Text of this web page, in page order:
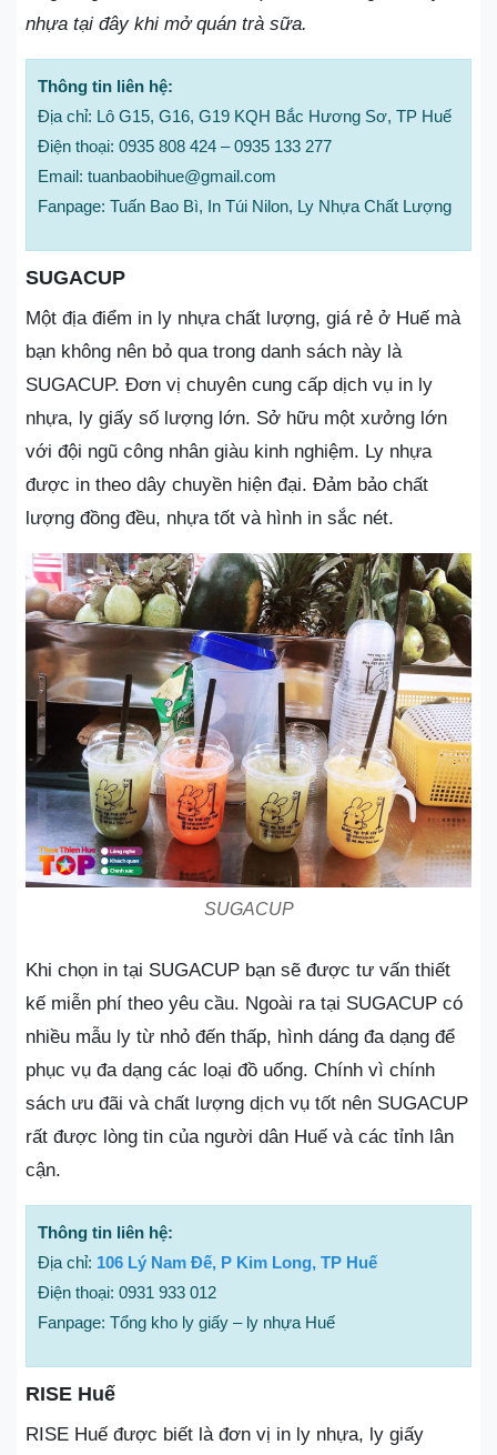
nhựa tại đây khi mở quán trà sữa.
Thông tin liên hệ:
Địa chỉ: Lô G15, G16, G19 KQH Bắc Hương Sơ, TP Huế
Điện thoại: 0935 808 424 – 0935 133 277
Email: tuanbaobihue@gmail.com
Fanpage: Tuấn Bao Bì, In Túi Nilon, Ly Nhựa Chất Lượng
SUGACUP
Một địa điểm in ly nhựa chất lượng, giá rẻ ở Huế mà
bạn không nên bỏ qua trong danh sách này là
SUGACUP. Đơn vị chuyên cung cấp dịch vụ in ly
nhựa, ly giấy số lượng lớn. Sở hữu một xưởng lớn
với đội ngũ công nhân giàu kinh nghiệm. Ly nhựa
được in theo dây chuyền hiện đại. Đảm bảo chất
lượng đồng đều, nhựa tốt và hình in sắc nét.
SUGACUP
Khi chọn in tại SUGACUP bạn sẽ được tư vấn thiết
kế miễn phí theo yêu cầu. Ngoài ra tại SUGACUP có
nhiều mẫu ly từ nhỏ đến thấp, hình dáng đa dạng để
phục vụ đa dạng các loại đồ uống. Chính vì chính
sách ưu đãi và chất lượng dịch vụ tốt nên SUGACUP
rất được lòng tin của người dân Huế và các tỉnh lân
cận.
Thông tin liên hệ:
Địa chỉ: 106 Lý Nam Đế, P Kim Long, TP Huế
Điện thoại: 0931 933 012
Fanpage: Tổng kho ly giấy – ly nhựa Huế
RISE Huế
RISE Huế được biết là đơn vị in ly nhựa, ly giấy